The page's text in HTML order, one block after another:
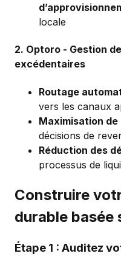
locale
2. Optoro - Gestion
excédentaires
Routage
vers les canaux
Maximisation de
décisions de
Réduction des
processus de
Construire
durable basée
Étape 1 : Auditez